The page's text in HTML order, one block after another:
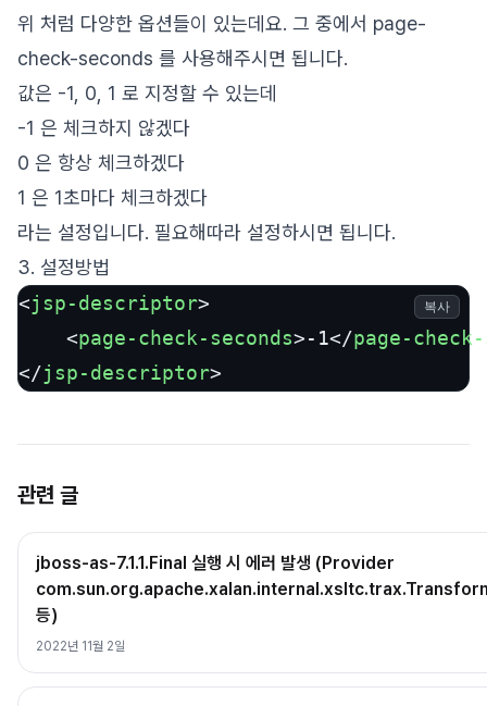
위 처럼 다양한 옵션들이 있는데요. 그 중에서 page-
check-seconds 를 사용해주시면 됩니다.
값은 -1, 0, 1 로 지정할 수 있는데
-1 은 체크하지 않겠다
0 은 항상 체크하겠다
1 은 1초마다 체크하겠다
라는 설정입니다. 필요해따라 설정하시면 됩니다.
3. 설정방법
<jsp-descriptor>
<page-check-seconds>-1</page-
</jsp-descriptor>
복사
관련 글
jboss-as-7.1.1.Final 실행 시 에러 발생 (Provider
등)
2022년 11월 2일